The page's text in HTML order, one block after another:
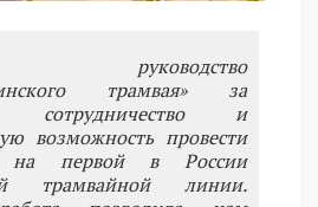
руководство
трамвая» за
сотрудничество и
возможность провести
на первой в России
трамвайной линии.